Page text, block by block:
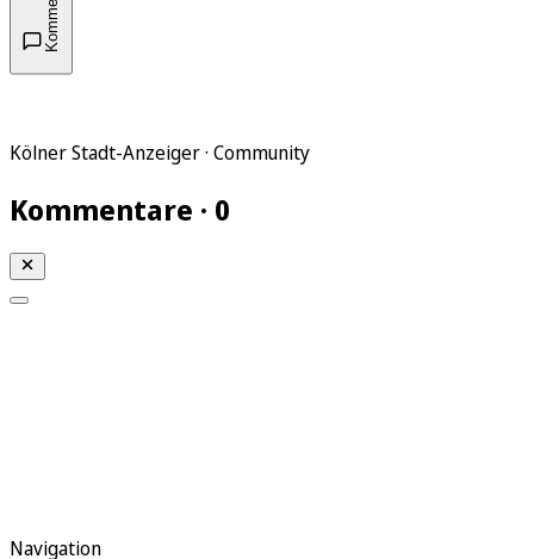
Kölner Stadt-Anzeiger · Community
Kommentare · 0
Navigation